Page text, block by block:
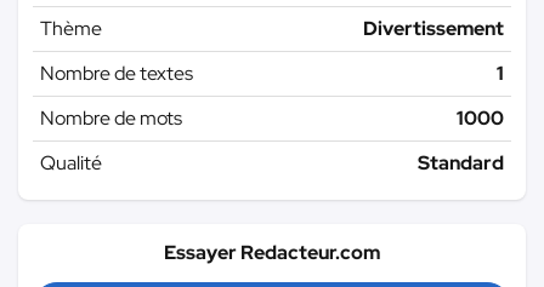
Thème
Divertissement
Nombre de textes
1
Nombre de mots
1000
Qualité
Standard
Essayer Redacteur.com